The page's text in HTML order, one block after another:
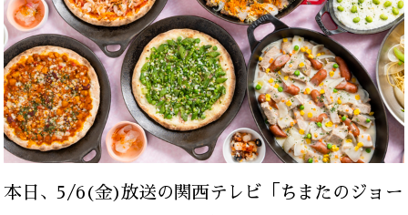
本日、5/6(金)放送の関西テレビ「ちまたのジョー